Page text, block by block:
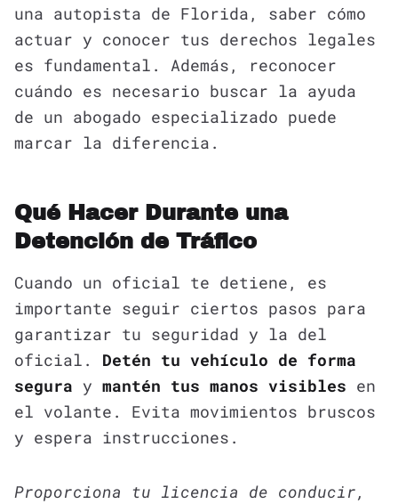
una autopista de Florida, saber cómo
actuar y conocer tus derechos legales
es fundamental. Además, reconocer
cuándo es necesario buscar la ayuda
de un abogado especializado puede
marcar la diferencia.
Qué Hacer Durante una
Detención de Tráfico
Cuando un oficial te detiene, es
importante seguir ciertos pasos para
garantizar tu seguridad y la del
oficial. Detén tu vehículo de forma
segura y mantén tus manos visibles en
el volante. Evita movimientos bruscos
y espera instrucciones.
Proporciona tu licencia de conducir,